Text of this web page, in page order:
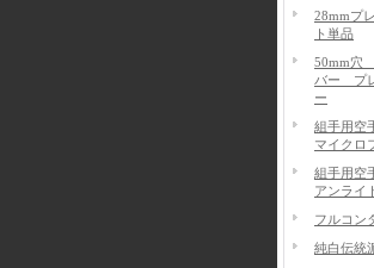
28mmプ
ト単品
50mm穴
バー プ
ー
組手用
マイクロ
組手用空
アンライ
フルコン
純白伝統